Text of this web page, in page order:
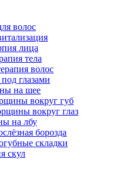
волос
лица
тела
волос
глазами
на шее
вокруг губ
вокруг глаз
на лбу
борозда
складки
скул